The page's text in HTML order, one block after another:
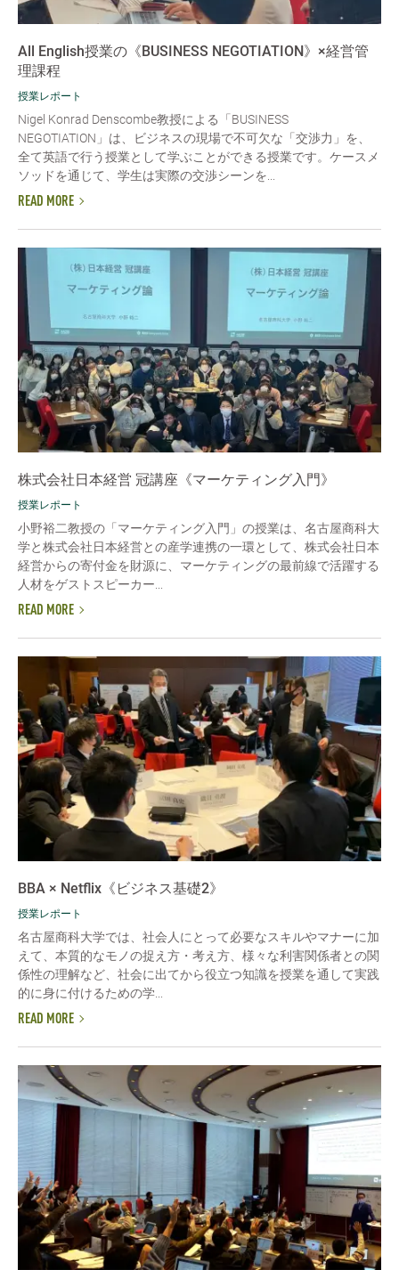
All English授業の《BUSINESS NEGOTIATION》×経営管
理課程
授業レポート
Nigel Konrad Denscombe教授による「BUSINESS
NEGOTIATION」は、ビジネスの現場で不可欠な「交渉力」を、
全て英語で行う授業として学ぶことができる授業です。ケースメ
ソッドを通じて、学生は実際の交渉シーンを...
READ MORE
株式会社日本経営 冠講座《マーケティング入門》
授業レポート
小野裕二教授の「マーケティング入門」の授業は、名古屋商科大
学と株式会社日本経営との産学連携の一環として、株式会社日本
経営からの寄付金を財源に、マーケティングの最前線で活躍する
人材をゲストスピーカー...
READ MORE
BBA × Netflix《ビジネス基礎2》
授業レポート
名古屋商科大学では、社会人にとって必要なスキルやマナーに加
えて、本質的なモノの捉え方・考え方、様々な利害関係者との関
係性の理解など、社会に出てから役立つ知識を授業を通して実践
的に身に付けるための学...
READ MORE